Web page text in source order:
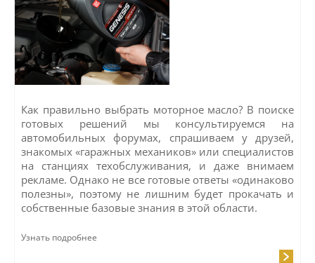
Как правильно выбрать моторное масло? В поиске
готовых решений мы консультируемся на
автомобильных форумах, спрашиваем у друзей,
знакомых «гаражных механиков» или специалистов
на станциях техобслуживания, и даже внимаем
рекламе. Однако не все готовые ответы «одинаково
полезны», поэтому не лишним будет прокачать и
собственные базовые знания в этой области.
Узнать подробнее